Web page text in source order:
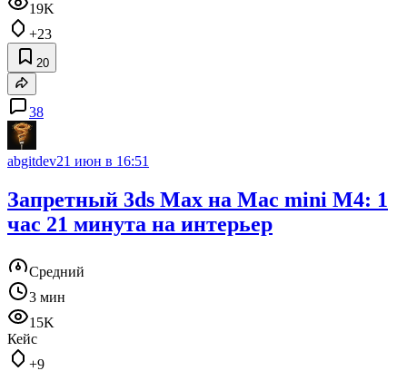
19K
+23
20
38
abgitdev21 июн в 16:51
Запретный 3ds Max на Mac mini M4: 1
час 21 минута на интерьер
Средний
3 мин
15K
Кейс
+9